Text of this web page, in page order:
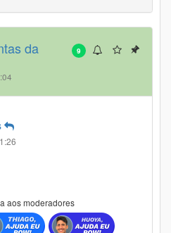
9
da
aos moderadores